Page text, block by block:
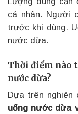
cá nhân. Người
trước khi dùng.
nước dừa.
Thời điểm nào
nước dừa?
Dựa trên nghiên
uống nước dừa